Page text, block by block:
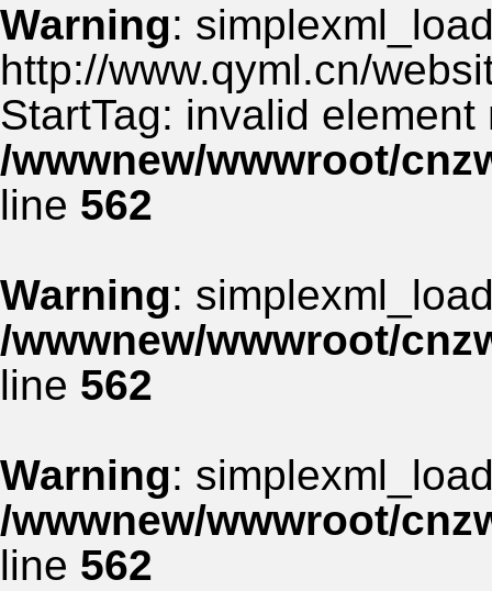
Warning:
http://www.qyml.cn/
StartTag: invalid element
/wwwnew/wwwroot/
line 562
Warning:
/wwwnew/wwwroot/
line 562
Warning:
/wwwnew/wwwroot/
line 562